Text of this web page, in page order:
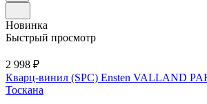
Новинка
Быстрый просмотр
2 998 ₽
Кварц-винил (SPC) Ensten VALLAND
Тоскана